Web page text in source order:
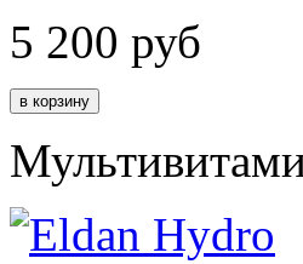
5 200 руб